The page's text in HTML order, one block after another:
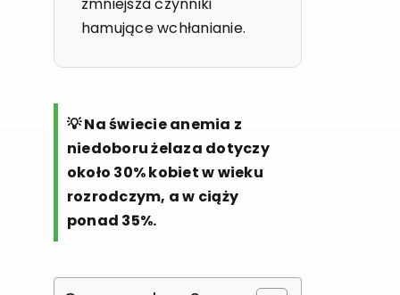
hamujące wchłanianie.
💡 Na świecie anemia z
niedoboru żelaza dotyczy
około 30% kobiet w wieku
rozrodczym, a w ciąży
ponad 35%.